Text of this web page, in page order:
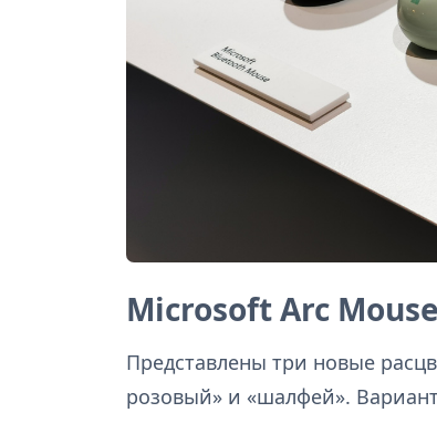
Microsoft Arc Mouse
Представлены три новые
розовый» и «шалфей».